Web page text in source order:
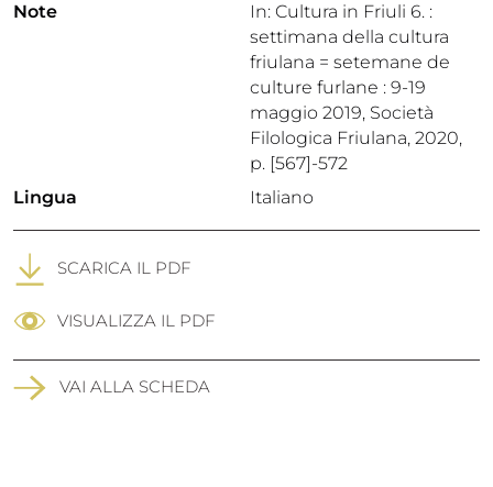
Note
In: Cultura in Friuli 6. :
settimana della cultura
friulana = setemane de
culture furlane : 9-19
maggio 2019, Società
Filologica Friulana, 2020,
p. [567]-572
Lingua
Italiano
SCARICA IL PDF
VISUALIZZA IL PDF
VAI ALLA SCHEDA